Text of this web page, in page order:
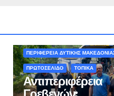
ΠΕΡΙΦΕΡΕΙΑ ΔΥΤΙΚΗΣ
ΠΡΩΤΟΣΕΛΙΔΟ ΤΟΠΙΚΑ
Αντιπεριφέρεια